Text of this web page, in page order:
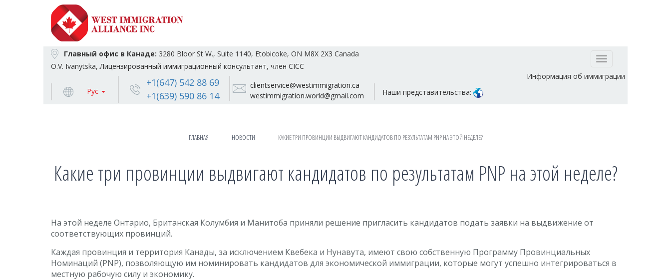
Главный офис в Канаде: 3280 Bloor St W., Suite 1140, Etobicoke, ON M8X 2X3 Canada
O.V. Ivanytska, Лицензированный иммиграционный консультант, член CICC
Toggle
Информация об иммиграции
Рус
+1(647) 542 88 69
+1(639) 590 86 14
clientservice@westimmigration.ca
westimmigration.world@gmail.com
Наши представительства:
ГЛАВНАЯ НОВОСТИ КАКИЕ ТРИ ПРОВИНЦИИ ВЫДВИГАЮТ КАНДИДАТОВ ПО РЕЗУЛЬТАТАМ PNP НА ЭТОЙ НЕДЕЛЕ?
Какие три провинции выдвигают кандидатов по результатам PNP на этой неделе?
На этой неделе Онтарио, Британская Колумбия и Манитоба приняли решение пригласить кандидатов подать заявки на выдвижение от
соответствующих провинций.
Каждая провинция и территория Канады, за исключением Квебека и Нунавута, имеют свою собственную Программу Провинциальных
Номинаций (PNP), позволяющую им номинировать кандидатов для экономической иммиграции, которые могут успешно интегрироваться в
местную рабочую силу и экономику.